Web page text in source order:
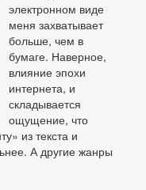
электронном виде
меня захватывает
больше, чем в
бумаге. Наверное,
влияние эпохи
интернета, и
складывается
ощущение, что
из текста и
А другие жанры